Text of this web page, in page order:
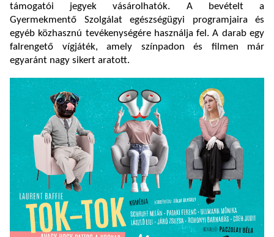
támogatói jegyek vásárolhatók. A bevételt a
Gyermekmentő Szolgálat egészségügyi programjaira és
egyéb közhasznú tevékenységére használja fel. A darab egy
falrengető vígjáték, amely színpadon és filmen már
egyaránt nagy sikert aratott.